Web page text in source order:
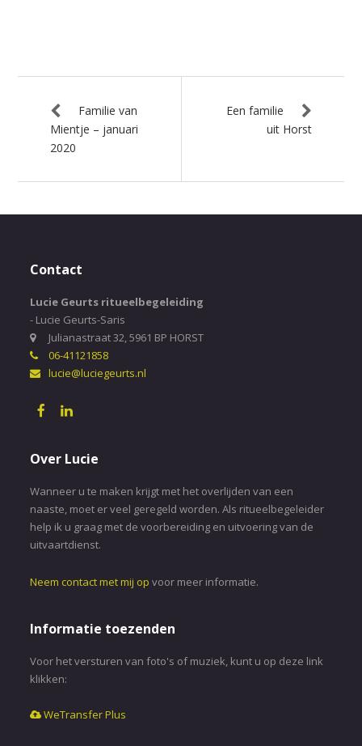
Familie van
Mientje – januari
2020
Een familie
uit Horst
Contact
Lucie Geurts ritueelbegeleiding
- Lucie Geurts-Saris
Julianastraat 32, 5961 BP HORST
06-41121858
lucie@luciegeurts.nl
Over Lucie
Wanneer u te maken krijgt met het overlijden van een
naaste, moet er veel geregeld worden. Als ritueelbegeleider
help ik u graag met de voorbereiding en uitvoering van de
uitvaartdienst.
Neem contact met mij op voor meer informatie.
Informatie toezenden
Voor het versturen van foto's of muziek, kunt u op deze link
klikken:
WeTransfer Plus